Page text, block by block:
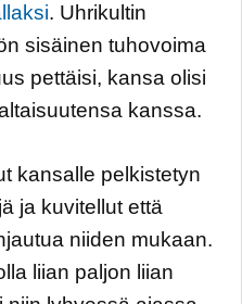
. Uhrikultin
sisäinen tuhovoima
pettäisi, kansa olisi
kanssa.
kansalle pelkistetyn
ja kuvitellut että
niiden mukaan.
liian paljon liian